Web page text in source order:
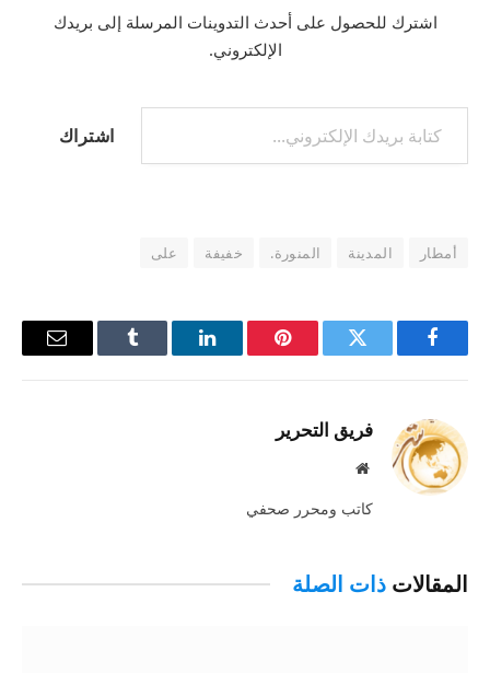
اشترك للحصول على أحدث التدوينات المرسلة إلى بريدك
الإلكتروني.
كتابة بريدك الإلكتروني...
اشتراك
أمطار المدينة المنورة. خفيفة على
فيسبوك تويتر بينتيريستلينكدإن Tumblr
البريد
فريق التحرير
موقع
كاتب ومحرر صحفي
المقالات ذات الصلة